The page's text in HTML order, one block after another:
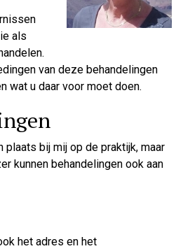
als
van deze behandelingen
wat u daar voor moet doen.
plaats bij mij op de praktijk, maar
kunnen behandelingen ook aan
het adres en het